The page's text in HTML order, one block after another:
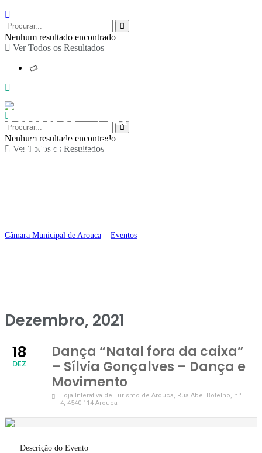
Nenhum resultado encontrado
Ver Todos os Resultados
Nenhum resultado encontrado
Ver Todos os Resultados
Dança “Natal fora da
caixa” – Sílvia
Câmara Municipal de Arouca Eventos
Dezembro, 2021
18
DEZ
Dança “Natal fora da caixa”
– Sílvia Gonçalves – Dança e
Movimento
Loja Interativa de Turismo de Arouca, Rua Abel Botelho, nº
4, 4540-114 Arouca
Descrição do Evento